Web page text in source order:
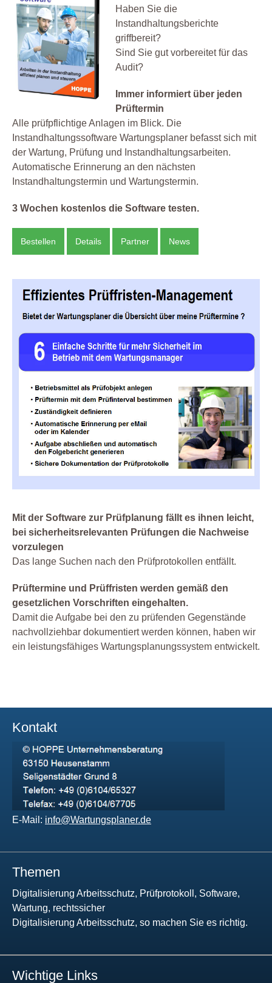
Haben Sie die
Instandhaltungsberichte
griffbereit?
Sind Sie gut vorbereitet für das
Audit?
Immer informiert über jeden
Prüftermin
Alle prüfpflichtige Anlagen im Blick. Die
Instandhaltungssoftware Wartungsplaner befasst sich mit
der Wartung, Prüfung und Instandhaltungsarbeiten.
Automatische Erinnerung an den nächsten
Instandhaltungstermin und Wartungstermin.
3 Wochen kostenlos die Software testen.
Bestellen Details Partner News
Mit der Software zur Prüfplanung fällt es ihnen leicht,
bei sicherheitsrelevanten Prüfungen die Nachweise
vorzulegen
Das lange Suchen nach den Prüfprotokollen entfällt.
Prüftermine und Prüffristen werden gemäß den
gesetzlichen Vorschriften eingehalten.
Damit die Aufgabe bei den zu prüfenden Gegenstände
nachvollziehbar dokumentiert werden können, haben wir
ein leistungsfähiges Wartungsplanungssystem entwickelt.
Kontakt
E-Mail: info@Wartungsplaner.de
Themen
Digitalisierung Arbeitsschutz, Prüfprotokoll, Software,
Wartung, rechtssicher
Digitalisierung Arbeitsschutz, so machen Sie es richtig.
Wichtige Links